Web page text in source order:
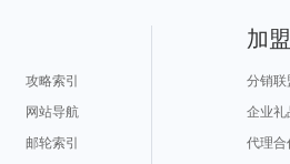
攻略索引
网站导航
邮轮索引
加
分销联
企业礼
代理合